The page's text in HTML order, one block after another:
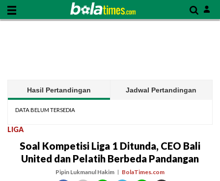
Hasil Pertandingan Jadwal Pertandingan
DATA BELUM TERSEDIA
LIGA
Soal Kompetisi Liga 1 Ditunda, CEO Bali
United dan Pelatih Berbeda Pandangan
Pipin Lukmanul Hakim BolaTimes.com